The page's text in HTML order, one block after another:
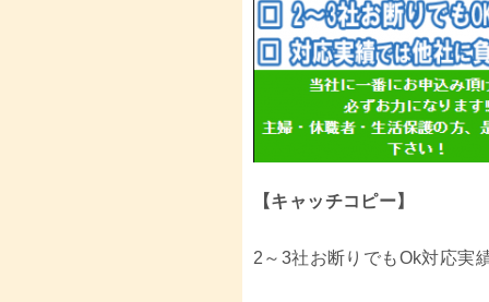
【キャッチコピー】
2～3社お断りでもOk対応実